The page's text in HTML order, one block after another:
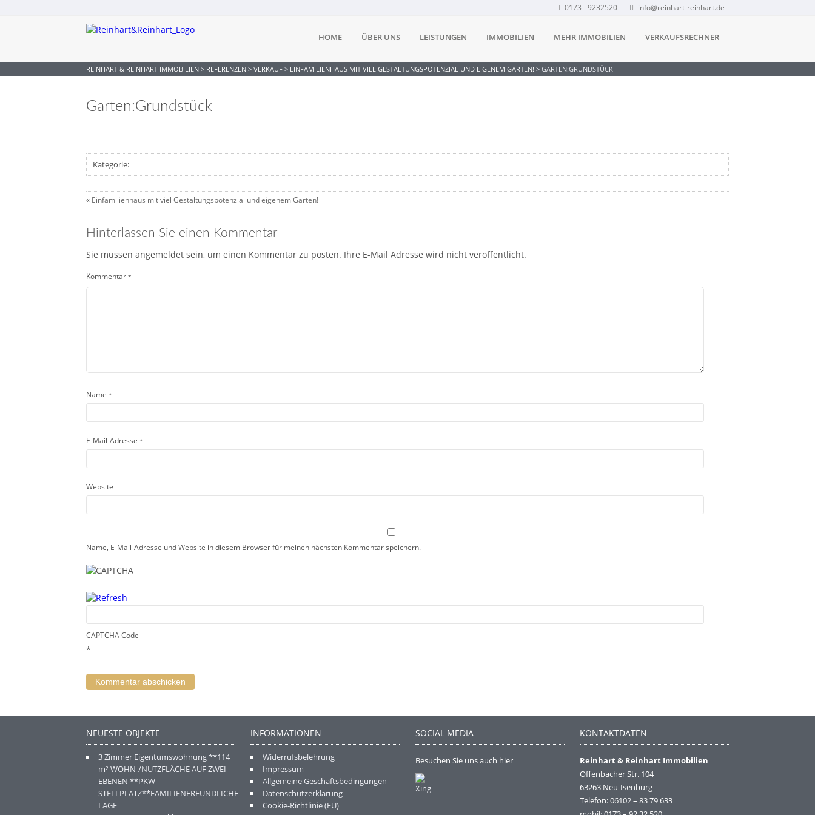
0173 - 9232520 info@reinhart-reinhart.de
HOME ÜBER UNS LEISTUNGEN IMMOBILIEN MEHR IMMOBILIEN VERKAUFSRECHNER
REINHART & REINHART IMMOBILIEN > REFERENZEN > VERKAUF > EINFAMILIENHAUS MIT VIEL GESTALTUNGSPOTENZIAL UND EIGENEM GARTEN! > GARTEN:GRUNDSTÜCK
Garten:Grundstück
Kategorie:
« Einfamilienhaus mit viel Gestaltungspotenzial und eigenem Garten!
Hinterlassen Sie einen Kommentar
Sie müssen angemeldet sein, um einen Kommentar zu posten. Ihre E-Mail Adresse wird nicht veröffentlicht.
Kommentar *
Name *
E-Mail-Adresse *
Website
Name, E-Mail-Adresse und Website in diesem Browser für meinen nächsten Kommentar speichern.
CAPTCHA Code
*
NEUESTE OBJEKTE
3 Zimmer Eigentumswohnung **114
m² WOHN-/NUTZFLÄCHE AUF ZWEI
EBENEN **PKW-
STELLPLATZ**FAMILIENFREUNDLICHE
LAGE
INFORMATIONEN
Widerrufsbelehrung
Impressum
Allgemeine Geschäftsbedingungen
Datenschutzerklärung
Cookie-Richtlinie (EU)
SOCIAL MEDIA
Besuchen Sie uns auch hier
KONTAKTDATEN
Reinhart & Reinhart Immobilien
Offenbacher Str. 104
63263 Neu-Isenburg
Telefon: 06102 – 83 79 633